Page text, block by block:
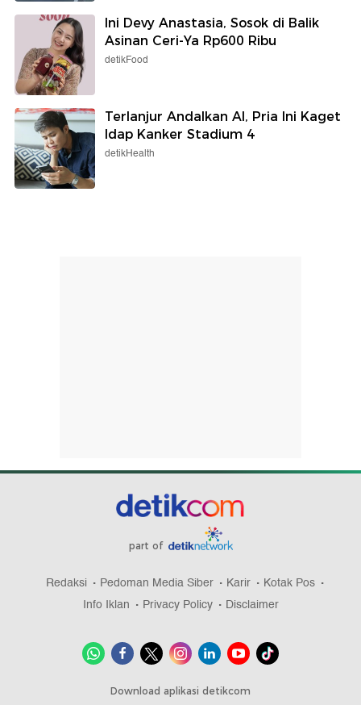
Ini Devy Anastasia, Sosok di Balik
Asinan Ceri-Ya Rp600 Ribu
detikFood
Terlanjur Andalkan AI, Pria Ini Kaget
Idap Kanker Stadium 4
detikHealth
part of
Redaksi Pedoman Media Siber Karir
Kotak Pos
Info Iklan
Privacy Policy Disclaimer
Download aplikasi detikcom